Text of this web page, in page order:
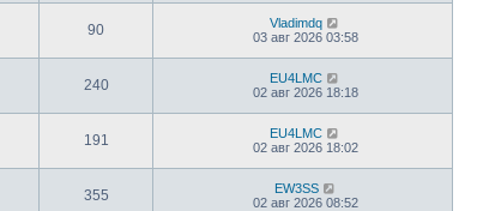
90
Vladimdq
03 авг 2026 03:58
240
EU4LMC
02 авг 2026 18:18
191
EU4LMC
02 авг 2026 18:02
355
EW3SS
02 авг 2026 08:52